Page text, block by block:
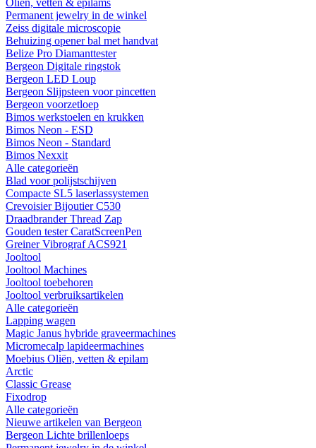
Oliën, vetten & epilams
Permanent jewelry in de winkel
Zeiss digitale microscopie
Behuizing opener bal met handvat
Belize Pro Diamanttester
Bergeon Digitale ringstok
Bergeon LED Loup
Bergeon Slijpsteen voor pincetten
Bergeon voorzetloep
Bimos werkstoelen en krukken
Bimos Neon - ESD
Bimos Neon - Standard
Bimos Nexxit
Alle categorieën
Blad voor polijstschijven
Compacte SL5 laserlassystemen
Crevoisier Bijoutier C530
Draadbrander Thread Zap
Gouden tester CaratScreenPen
Greiner Vibrograf ACS921
Jooltool
Jooltool Machines
Jooltool toebehoren
Jooltool verbruiksartikelen
Alle categorieën
Lapping wagen
Magic Janus hybride graveermachines
Micromecalp lapideermachines
Moebius Oliën, vetten & epilam
Arctic
Classic Grease
Fixodrop
Alle categorieën
Nieuwe artikelen van Bergeon
Bergeon Lichte brillenloeps